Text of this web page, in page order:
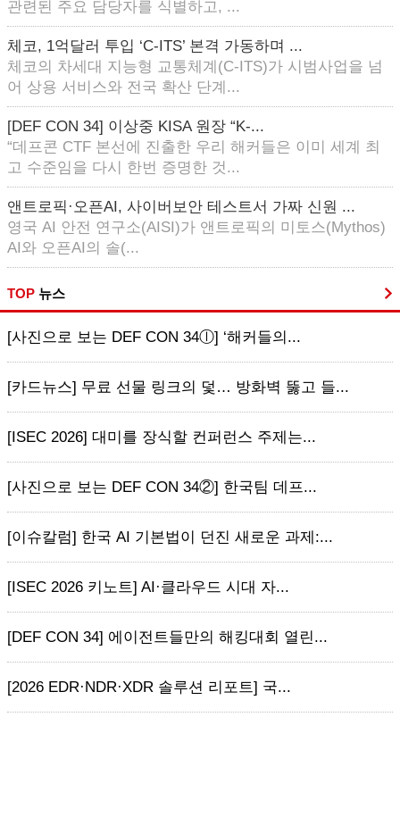
관련된 주요 담당자를 식별하고, ...
체코, 1억달러 투입 ‘C-ITS’ 본격 가동하며 ...
체코의 차세대 지능형 교통체계(C-ITS)가 시범사업을 넘
어 상용 서비스와 전국 확산 단계...
[DEF CON 34] 이상중 KISA 원장 “K-...
“데프콘 CTF 본선에 진출한 우리 해커들은 이미 세계 최
고 수준임을 다시 한번 증명한 것...
앤트로픽·오픈AI, 사이버보안 테스트서 가짜 신원 ...
영국 AI 안전 연구소(AISI)가 앤트로픽의 미토스(Mythos)
AI와 오픈AI의 솔(...
TOP 뉴스
[사진으로 보는 DEF CON 34ⓛ] ‘해커들의...
[카드뉴스] 무료 선물 링크의 덫… 방화벽 뚫고 들...
[ISEC 2026] 대미를 장식할 컨퍼런스 주제는...
[사진으로 보는 DEF CON 34②] 한국팀 데프...
[이슈칼럼] 한국 AI 기본법이 던진 새로운 과제:...
[ISEC 2026 키노트] AI·클라우드 시대 자...
[DEF CON 34] 에이전트들만의 해킹대회 열린...
[2026 EDR·NDR·XDR 솔루션 리포트] 국...